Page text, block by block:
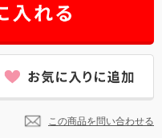
この商品を問い合わせる